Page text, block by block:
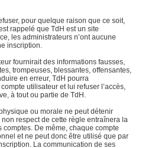
pour quelque raison que ce soit,
rappelé que TdH est un site
les administrateurs n’ont aucune
inscription.
fournirait des informations fausses,
trompeuses, blessantes, offensantes,
en erreur, TdH pourra
utilisateur et lui refuser l’accès,
à tout ou partie de TdH.
ou morale ne peut détenir
respect de cette règle entraînera la
De même, chaque compte
et ne peut donc être utilisé que par
La communication de ses